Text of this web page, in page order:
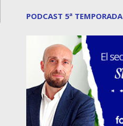
PODCAST 5ª TEMPORADA